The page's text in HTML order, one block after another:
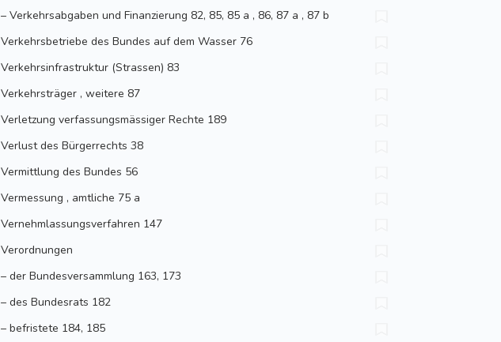
– Verkehrsabgaben und Finanzierung 82, 85, 85 a , 86, 87 a , 87 b
Verkehrsbetriebe des Bundes auf dem Wasser 76
Verkehrsinfrastruktur (Strassen) 83
Verkehrsträger , weitere 87
Verletzung verfassungsmässiger Rechte 189
Verlust des Bürgerrechts 38
Vermittlung des Bundes 56
Vermessung , amtliche 75 a
Vernehmlassungsverfahren 147
Verordnungen
– der Bundesversammlung 163, 173
– des Bundesrats 182
– befristete 184, 185